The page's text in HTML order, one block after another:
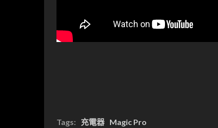
Tags: 充電器 Magic Pro